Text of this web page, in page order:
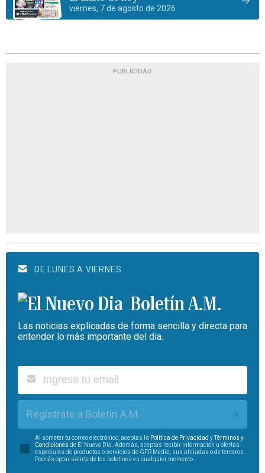
viernes, 7 de agosto de 2026
PUBLICIDAD
DE LUNES A VIERNES
Boletín A.M.
Las noticias explicadas de forma sencilla y directa para
entender lo más importante del día.
Regístrate a Boletín A.M.
Al someter tu correo electrónico, aceptas la Política de Privacidad yTérminos y
Condiciones de El Nuevo Día. Además, aceptas recibir información u ofertas
especiales de productos o servicios de GFR Media, sus afiliadas o de terceros.
Podrás optar salirte de los boletines en cualquier momento.